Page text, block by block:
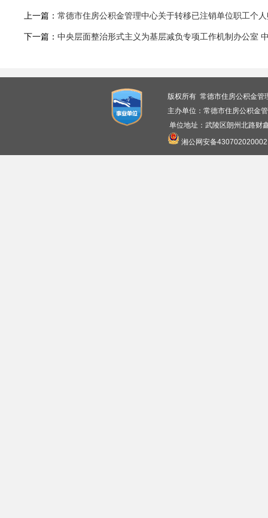
上一篇： 常德市住房公积金管理中心关于转移已注销单位职工个
下一篇： 中央层面整治形式主义为基层减负专项工作机制办公室
版权所有 常德市住房公积金
主办单位：常德市住房公积金
单位地址：武陵区朗州北路
湘公网安备